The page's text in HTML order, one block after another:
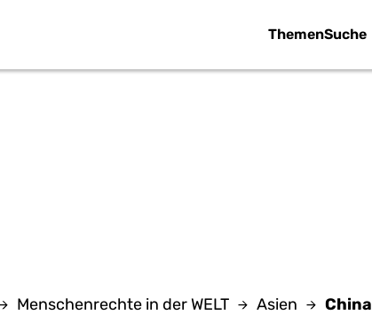
ThemenSuche
Menschenrechte in der WELT Asien China